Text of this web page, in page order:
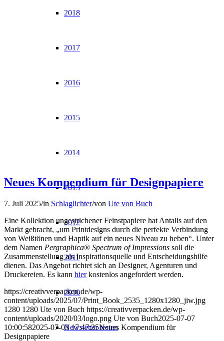
2018
2017
2016
2015
2014
2013
2012
2011
2010
Newsletter testen
Neues Kompendium für Designpapiere
7. Juli 2025/in Schlaglichter/von Ute von Buch
Eine Kollektion ungestrichener Feinstpapiere hat Antalis auf den
Markt gebracht, „um Printdesigns durch die perfekte Verbindung
von Weißtönen und Haptik auf ein neues Niveau zu heben“. Unter
dem Namen Pergraphica® Spectrum of Impressions soll die
Zusammenstellung als Inspirationsquelle und Entscheidungshilfe
dienen. Das Angebot richtet sich an Designer, Agenturen und
Druckereien. Es kann hierkostenlos angefordert werden.
https://creativverpacken.de/wp-
content/uploads/2025/07/Print_Book_2535_1280x1280_jiw.jpg
1280 1280 Ute von Buch https://creativverpacken.de/wp-
content/uploads/2020/03/logo.png Ute von Buch2025-07-07
10:00:582025-07-03 17:47:35Neues Kompendium für
Designpapiere